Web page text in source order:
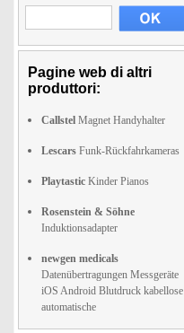
Pagine web di altri
produttori:
Callstel Magnet Handyhalter
Lescars Funk-Rückfahrkameras
Playtastic Kinder Pianos
Rosenstein & Söhne
Induktionsadapter
newgen medicals
Datenübertragungen Messgeräte
iOS Android Blutdruck kabellose
automatische